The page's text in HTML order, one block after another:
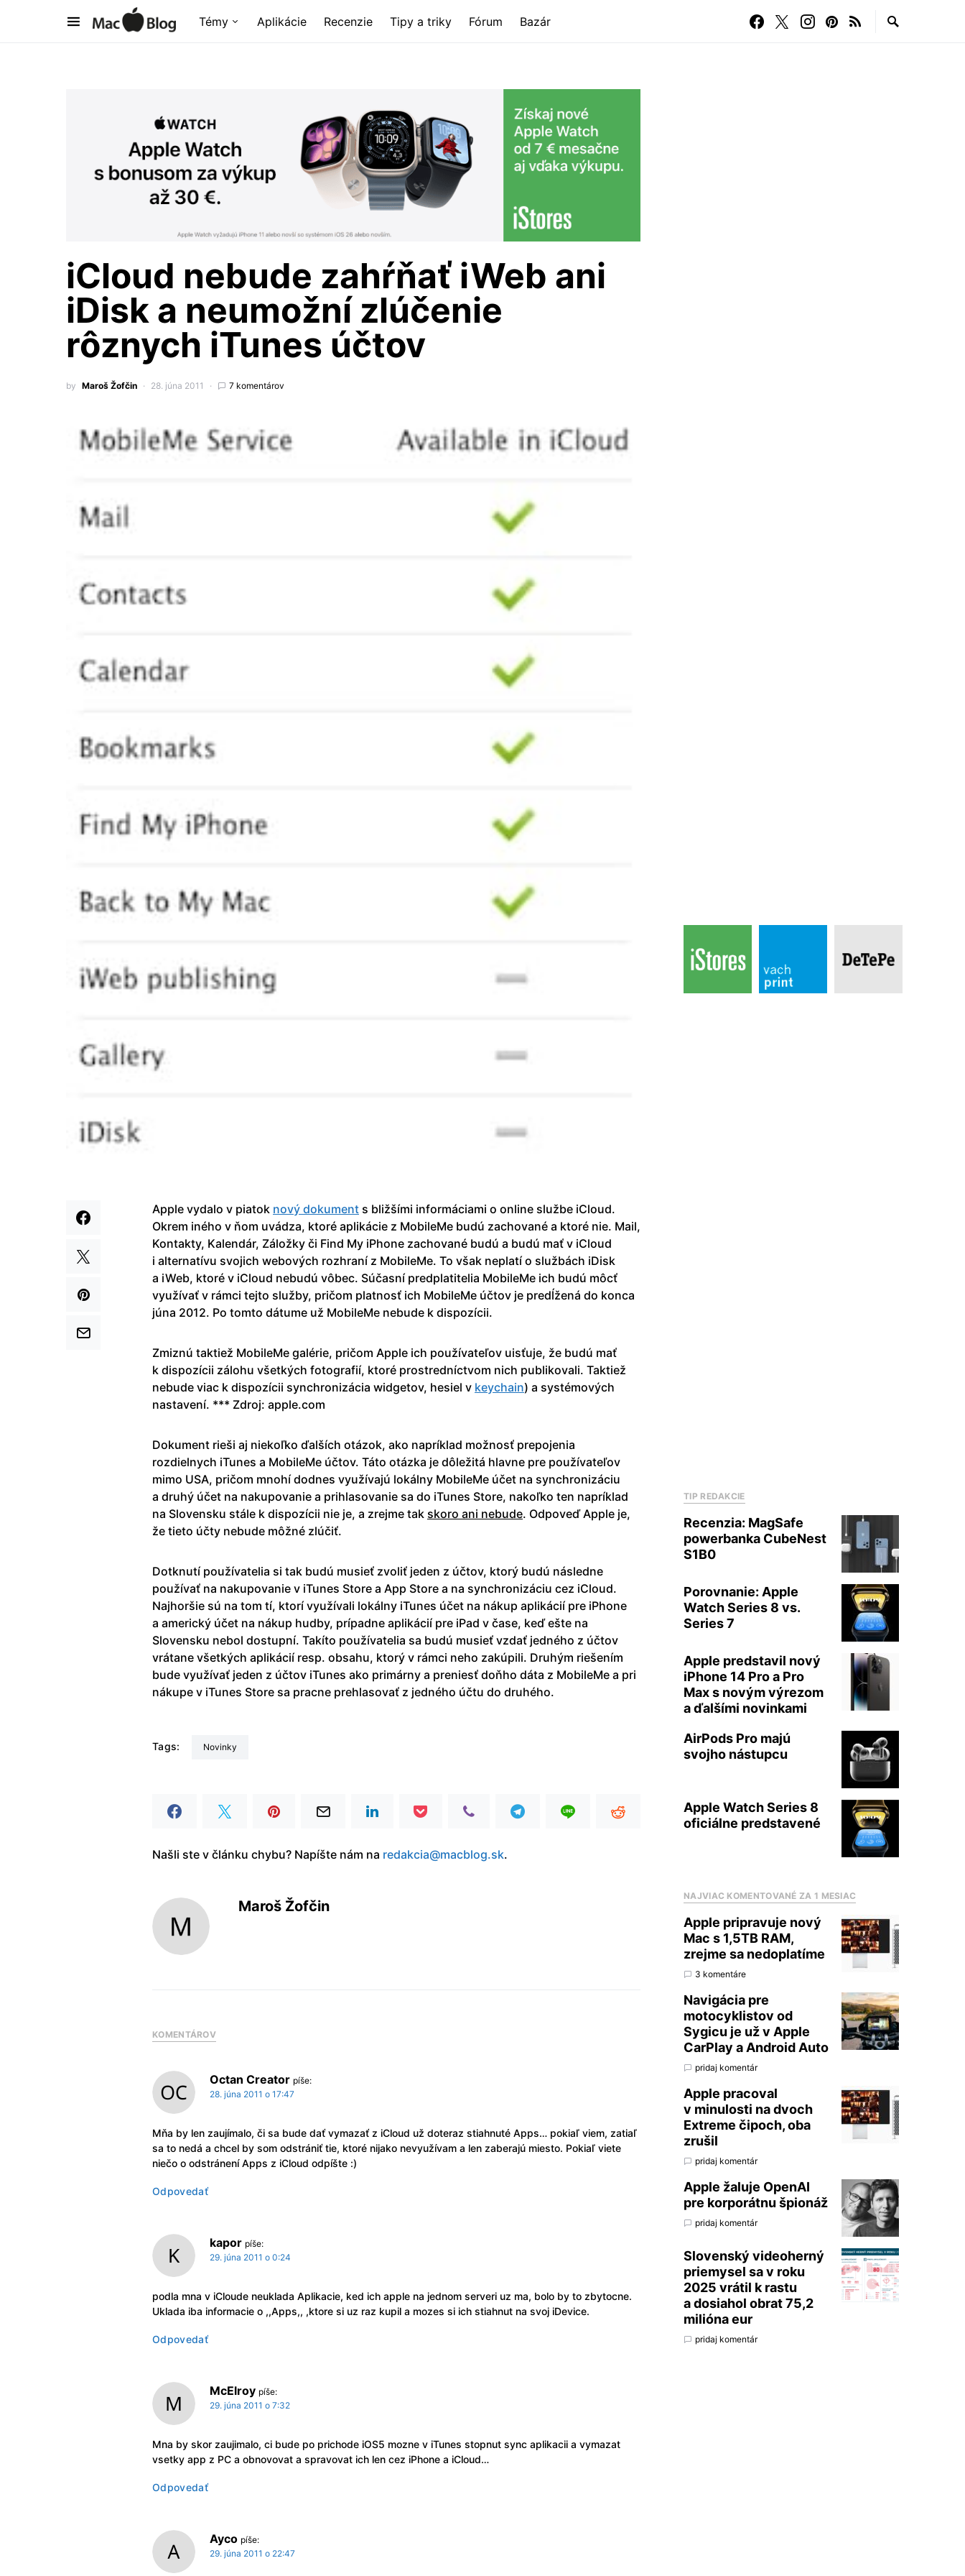
Témy Aplikácie Recenzie Tipy a triky Fórum Bazár
iCloud nebude zahŕňať iWeb ani
iDisk a neumožní zlúčenie
rôznych iTunes účtov
by Maroš Žofčin 28. júna 2011 7 komentárov
Apple vydalo v piatok nový dokument s bližšími informáciami o online službe iCloud.
Okrem iného v ňom uvádza, ktoré aplikácie z MobileMe budú zachované a ktoré nie. Mail,
Kontakty, Kalendár, Záložky či Find My iPhone zachované budú a budú mať v iCloud
i alternatívu svojich webových rozhraní z MobileMe. To však neplatí o službách iDisk
a iWeb, ktoré v iCloud nebudú vôbec. Súčasní predplatitelia MobileMe ich budú môcť
využívať v rámci tejto služby, pričom platnosť ich MobileMe účtov je predĺžená do konca
júna 2012. Po tomto dátume už MobileMe nebude k dispozícii.
Zmiznú taktiež MobileMe galérie, pričom Apple ich používateľov uisťuje, že budú mať
k dispozícii zálohu všetkých fotografií, ktoré prostredníctvom nich publikovali. Taktiež
nebude viac k dispozícii synchronizácia widgetov, hesiel v keychain) a systémových
nastavení. *** Zdroj: apple.com
Dokument rieši aj niekoľko ďalších otázok, ako napríklad možnosť prepojenia
rozdielnych iTunes a MobileMe účtov. Táto otázka je dôležitá hlavne pre používateľov
mimo USA, pričom mnohí dodnes využívajú lokálny MobileMe účet na synchronizáciu
a druhý účet na nakupovanie a prihlasovanie sa do iTunes Store, nakoľko ten napríklad
na Slovensku stále k dispozícii nie je, a zrejme tak skoro ani nebude. Odpoveď Apple je,
že tieto účty nebude môžné zlúčiť.
Dotknutí používatelia si tak budú musieť zvoliť jeden z účtov, ktorý budú následne
používať na nakupovanie v iTunes Store a App Store a na synchronizáciu cez iCloud.
Najhoršie sú na tom tí, ktorí využívali lokálny iTunes účet na nákup aplikácií pre iPhone
a americký účet na nákup hudby, prípadne aplikácií pre iPad v čase, keď ešte na
Slovensku nebol dostupní. Takíto používatelia sa budú musieť vzdať jedného z účtov
vrátane všetkých aplikácií resp. obsahu, ktorý v rámci neho zakúpili. Druhým riešením
bude využívať jeden z účtov iTunes ako primárny a preniesť doňho dáta z MobileMe a pri
nákupe v iTunes Store sa pracne prehlasovať z jedného účtu do druhého.
Tags: Novinky
Našli ste v článku chybu? Napíšte nám na redakcia@macblog.sk.
Maroš Žofčin
KOMENTÁROV
Octan Creator píše:
28. júna 2011 o 17:47
Mňa by len zaujímalo, či sa bude dať vymazať z iCloud už doteraz stiahnuté Apps… pokiaľ viem, zatiaľ
sa to nedá a chcel by som odstrániť tie, ktoré nijako nevyužívam a len zaberajú miesto. Pokiaľ viete
niečo o odstránení Apps z iCloud odpíšte :)
Odpovedať
kapor píše:
29. júna 2011 o 0:24
podla mna v iCloude neuklada Aplikacie, ked ich apple na jednom serveri uz ma, bolo by to zbytocne.
Uklada iba informacie o ,,Apps,, ,ktore si uz raz kupil a mozes si ich stiahnut na svoj iDevice.
Odpovedať
McElroy píše:
29. júna 2011 o 7:32
Mna by skor zaujimalo, ci bude po prichode iOS5 mozne v iTunes stopnut sync aplikacii a vymazat
vsetky app z PC a obnovovat a spravovat ich len cez iPhone a iCloud…
Odpovedať
Ayco píše:
29. júna 2011 o 22:47
TIP REDAKCIE
Recenzia: MagSafe
powerbanka CubeNest
S1B0
Porovnanie: Apple
Watch Series 8 vs.
Series 7
Apple predstavil nový
iPhone 14 Pro a Pro
Max s novým výrezom
a ďalšími novinkami
AirPods Pro majú
svojho nástupcu
Apple Watch Series 8
oficiálne predstavené
NAJVIAC KOMENTOVANÉ ZA 1 MESIAC
Apple pripravuje nový
Mac s 1,5TB RAM,
zrejme sa nedoplatíme
3 komentáre
Navigácia pre
motocyklistov od
Sygicu je už v Apple
CarPlay a Android Auto
pridaj komentár
Apple pracoval
v minulosti na dvoch
Extreme čipoch, oba
zrušil
pridaj komentár
Apple žaluje OpenAI
pre korporátnu špionáž
pridaj komentár
Slovenský videoherný
priemysel sa v roku
2025 vrátil k rastu
a dosiahol obrat 75,2
milióna eur
pridaj komentár